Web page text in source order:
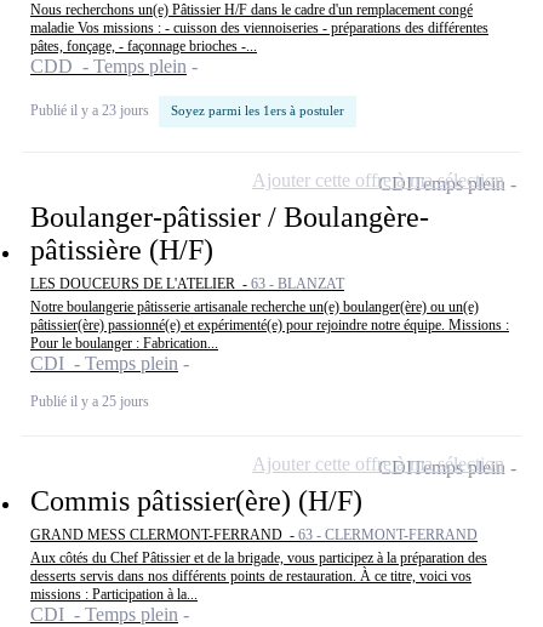
Nous recherchons un(e) Pâtissier H/F dans le cadre d'un remplacement congé
maladie Vos missions : - cuisson des viennoiseries - préparations des différentes
pâtes, fonçage, - façonnage brioches -...
CDD - Temps plein
Publié il y a 23 jours Soyez parmi les 1ers à postuler
Boulanger-pâtissier / Boulangère-
pâtissière (H/F)
LES DOUCEURS DE L'ATELIER - 63 - BLANZAT
Notre boulangerie pâtisserie artisanale recherche un(e) boulanger(ère) ou un(e)
pâtissier(ère) passionné(e) et expérimenté(e) pour rejoindre notre équipe. Missions :
Pour le boulanger : Fabrication...
CDI - Temps plein
Publié il y a 25 jours
CDITemps plein
Ajouter cette offre à ma sélection
Commis pâtissier(ère) (H/F)
GRAND MESS CLERMONT-FERRAND - 63 - CLERMONT-FERRAND
Aux côtés du Chef Pâtissier et de la brigade, vous participez à la préparation des
desserts servis dans nos différents points de restauration. À ce titre, voici vos
missions : Participation à la...
CDI - Temps plein
CDITemps plein
Ajouter cette offre à ma sélection